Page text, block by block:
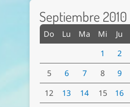
Septiembre 2010
Do Lu Ma Mi Ju
1
2
5
6 7 8 9
12
13 14 15 16